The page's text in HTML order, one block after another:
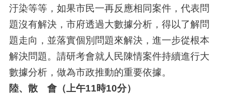
汙染等等，如果市民一再反應相同案件，代表問
題沒有解決，市府透過大數據分析，得以了解問
題走向，並落實個別問題來解決，進一步從根本
解決問題。請研考會就人民陳情案件持續進行大
數據分析，做為市政推動的重要依據。
陸、散 會（上午11時10分）